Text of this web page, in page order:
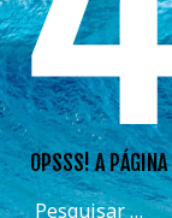
OPSSS! A PÁGINA